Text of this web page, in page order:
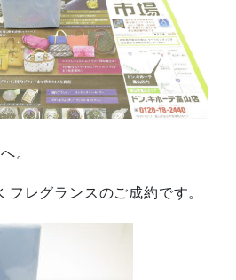
。
レグランスのご成約です。